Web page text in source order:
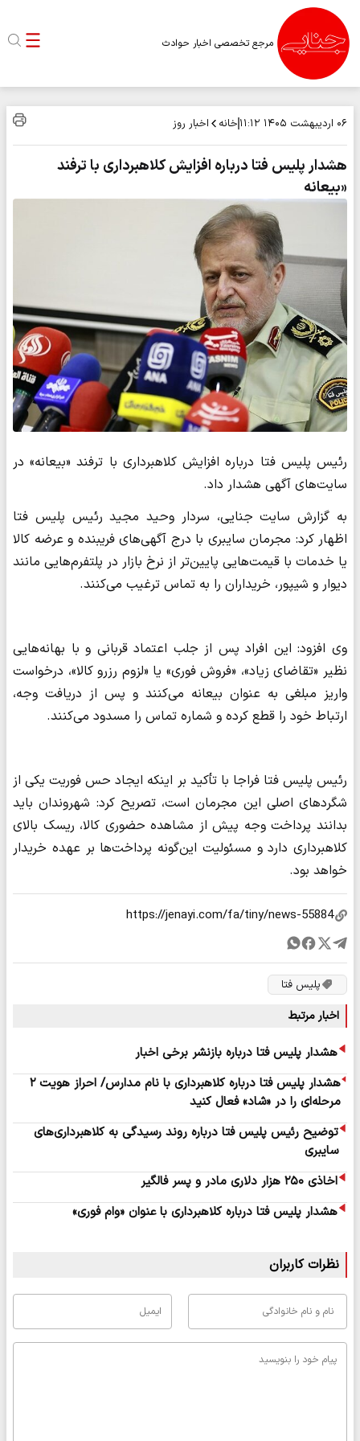
مرجع تخصصی اخبار حوادث
۰۶ اردیبهشت ۱۴۰۵ ۱۱:۱۲ خانه اخبار روز
هشدار پلیس فتا درباره افزایش کلاهبرداری با ترفند
«بیعانه
رئیس پلیس فتا درباره افزایش کلاهبرداری با ترفند «بیعانه» در
سایت‌های آگهی هشدار داد.
به گزارش سایت جنایی، سردار وحید مجید رئیس پلیس فتا
اظهار کرد: مجرمان سایبری با درج آگهی‌های فریبنده و عرضه کالا
یا خدمات با قیمت‌هایی پایین‌تر از نرخ بازار در پلتفرم‌هایی مانند
دیوار و شیپور، خریداران را به تماس ترغیب می‌کنند.
وی افزود: این افراد پس از جلب اعتماد قربانی و با بهانه‌هایی
نظیر «تقاضای زیاد»، «فروش فوری» یا «لزوم رزرو کالا»، درخواست
واریز مبلغی به عنوان بیعانه می‌کنند و پس از دریافت وجه،
ارتباط خود را قطع کرده و شماره تماس را مسدود می‌کنند.
رئیس پلیس فتا فراجا با تأکید بر اینکه ایجاد حس فوریت یکی از
شگردهای اصلی این مجرمان است، تصریح کرد: شهروندان باید
بدانند پرداخت وجه پیش از مشاهده حضوری کالا، ریسک بالای
کلاهبرداری دارد و مسئولیت این‌گونه پرداخت‌ها بر عهده خریدار
خواهد بود.
پلیس فتا
اخبار مرتبط
هشدار پلیس فتا درباره بازنشر برخی اخبار
هشدار پلیس فتا درباره کلاهبرداری با نام مدارس/ احراز هویت ۲
مرحله‌ای را در «شاد» فعال کنید
توضیح رئیس پلیس فتا درباره روند رسیدگی به کلاهبرداری‌های
سایبری
اخاذی ۲۵۰ هزار دلاری مادر و پسر فالگیر
هشدار پلیس فتا درباره کلاهبرداری با عنوان «وام فوری»
نظرات کاربران